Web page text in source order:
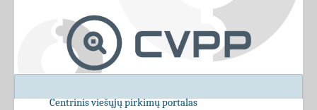
Centrinis viešųjų pirkimų portalas